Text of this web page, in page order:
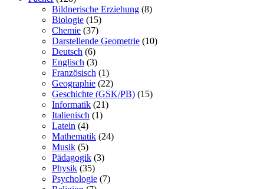
Bildnerische Erziehung (8)
Biologie (15)
Chemie (37)
Darstellende Geometrie (10)
Deutsch (6)
Englisch (3)
Französisch (1)
Geographie (22)
Geschichte (GSK/PB) (15)
Informatik (21)
Italienisch (1)
Latein (4)
Mathematik (24)
Musik (5)
Pädagogik (3)
Physik (35)
Psychologie (7)